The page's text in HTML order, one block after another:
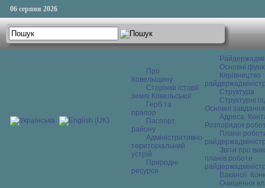
06 серпня 2026
Про
Ковельщину
Сторінки історії
землі Ковельської
Герб та
прапор
Паспорт
району
Адміністративно-
територіальний
устрій
Природні
ресурси
Основні
Керівництво
Структура
Структурні
Основні завдання
Адреса.
Розпорядок
Плани
Звіти про
планів роботи
Вакансії.
Очищення